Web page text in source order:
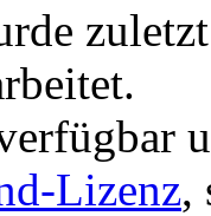
Lizenz,